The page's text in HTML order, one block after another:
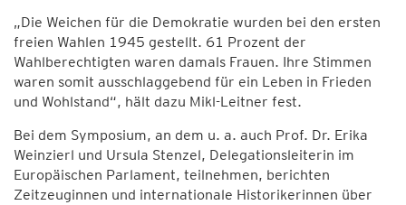
„Die Weichen für die Demokratie wurden bei den ersten
freien Wahlen 1945 gestellt. 61 Prozent der
Wahlberechtigten waren damals Frauen. Ihre Stimmen
waren somit ausschlaggebend für ein Leben in Frieden
und Wohlstand“, hält dazu Mikl-Leitner fest.
Bei dem Symposium, an dem u. a. auch Prof. Dr. Erika
Weinzierl und Ursula Stenzel, Delegationsleiterin im
Europäischen Parlament, teilnehmen, berichten
Zeitzeuginnen und internationale Historikerinnen über